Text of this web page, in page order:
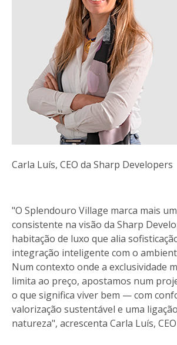
Carla Luís, CEO da Sharp Developers
"O Splendouro Village marca mais
consistente na visão da Sharp
habitação de luxo que alia
integração inteligente com o
Num contexto onde a exclusividade
limita ao preço, apostamos num
o que significa viver bem — com
valorização sustentável e uma
natureza", acrescenta Carla Luís,